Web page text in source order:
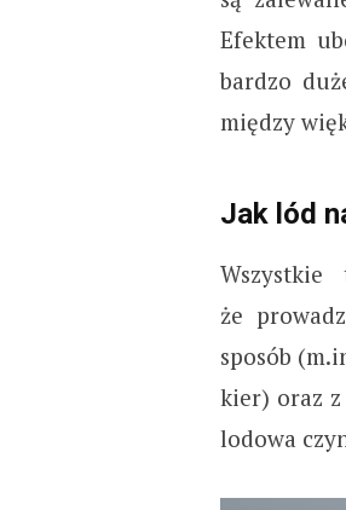
Efektem
bardzo
między
Jak lód
że
sposób
kier) oraz
lodowa